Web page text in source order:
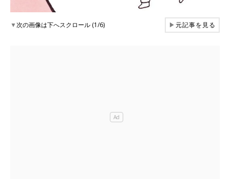
▼次の画像は下へスクロール (1/6) ▶元記事を見る